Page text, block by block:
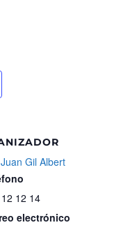
Gil Albert
12 14
electrónico